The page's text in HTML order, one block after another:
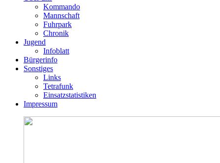
Kommando
Mannschaft
Fuhrpark
Chronik
Jugend
Infoblatt
Bürgerinfo
Sonstiges
Links
Tetrafunk
Einsatzstatistiken
Impressum